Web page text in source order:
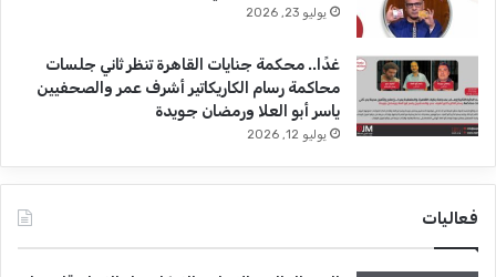
يوليو 23, 2026
غدًا.. محكمة جنايات القاهرة تنظر ثاني جلسات
محاكمة رسام الكاريكاتير أشرف عمر والصحفيين
ياسر أبو العلا ورمضان جويدة
يوليو 12, 2026
فعاليات